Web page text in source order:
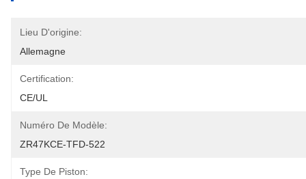
Lieu D'origine:
Allemagne
Certification:
CE/UL
Numéro De Modèle:
ZR47KCE-TFD-522
Type De Piston: